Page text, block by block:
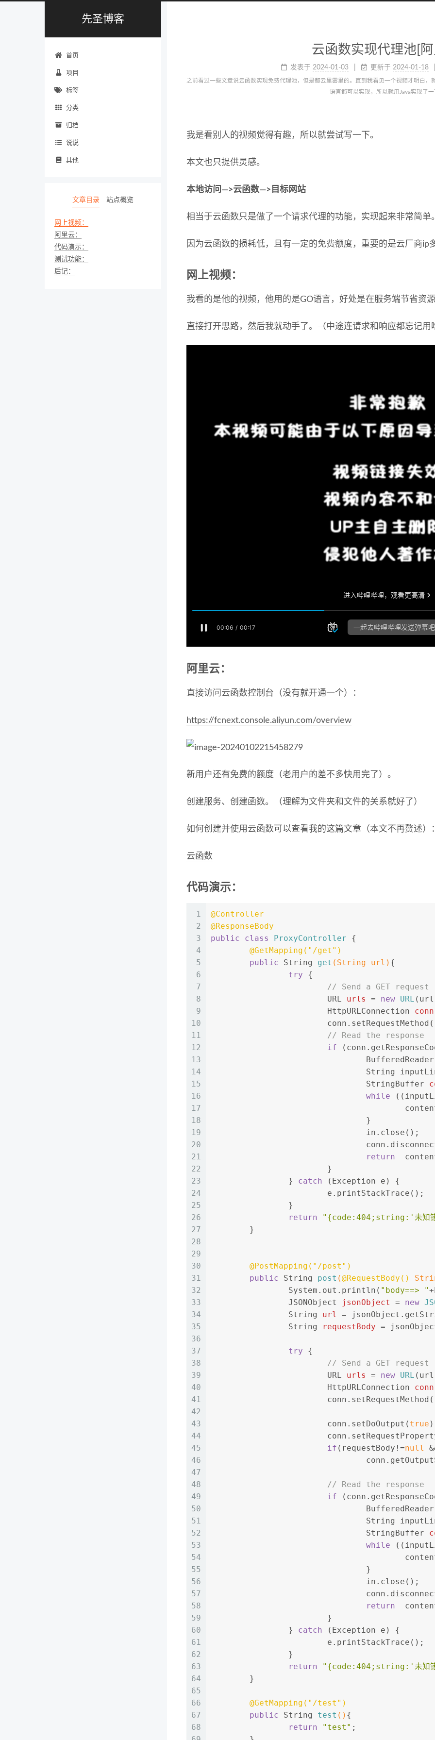
先圣博客
首页
项目
标签
分类
归档
说说
其他
云函数实现代理池[
发表于 2024-01-03 更新于 2024-01-18
之前看过一些文章说云函数实现免费代理池，但是都云里雾里的。直到我看见一个视频才明白
语言都可以实现，所以就用Java实现了一
我是看别人的视频觉得有趣，所以就尝试写一下。
本文也只提供灵感。
本地访问—>云函数—>目标网站
相当于云函数只是做了一个请求代理的功能，实现起来非常简单
因为云函数的损耗低，且有一定的免费额度，重要的是云厂商ip
网上视频：
我看的是他的视频，他用的是GO语言，好处是在服务端节省资
直接打开思路，然后我就动手了。 （中途连请求和响应都忘记用
阿里云：
直接访问云函数控制台（没有就开通一个）：
https://fcnext.console.aliyun.com/overview
新用户还有免费的额度（老用户的差不多快用完了）。
创建服务、创建函数。（理解为文件夹和文件的关系就好了）
如何创建并使用云函数可以查看我的这篇文章（本文不再赘述）
云函数
代码演示：
1
2
3
4
5
6
7
8
9
10
11
12
13
14
15
16
17
18
19
20
21
22
23
24
25
26
27
28
29
30
31
32
33
34
35
36
37
38
39
40
41
42
43
44
45
46
47
48
49
50
51
52
53
54
55
56
57
58
59
60
61
62
63
64
65
66
67
68
@Controller
@ResponseBody
public
class ProxyController {
@GetMapping("/get")
public String get (String url) {
try {
// Send a GET request
URL
urls = new URL
HttpURLConnection
conn
			conn.setRequestMethod(
// Read the response
if
BufferedReader
String
StringBuffer
while
				}
				in.close();
return
			}
		}
catch (Exception e) {
			e.printStackTrace();
		}
return
"{code:404;string:'未知
	}
@PostMapping("/post")
public String post (@RequestBody()
		System.out.println(
"body==> "
JSONObject
jsonObject = new
String
url =
String
requestBody =
try {
// Send a GET request
URL
urls = new URL
HttpURLConnection
conn
			conn.setRequestMethod(
			conn.setDoOutput(
true
if (requestBody!=null
// Read the response
if
BufferedReader
String
StringBuffer
while
				}
				in.close();
return
			}
		}
catch (Exception e) {
			e.printStackTrace();
		}
return
"{code:404;string:'未知
	}
@GetMapping("/test")
public String test () {
return
"test" ;
文章目录 站点概览
网上视频：
阿里云：
代码演示：
测试功能：
后记：